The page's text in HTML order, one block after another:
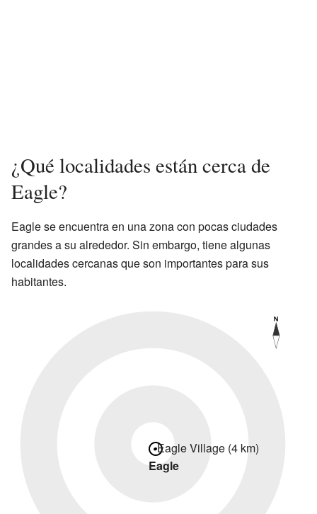
¿Qué localidades están cerca de
Eagle?
Eagle se encuentra en una zona con pocas ciudades
grandes a su alrededor. Sin embargo, tiene algunas
localidades cercanas que son importantes para sus
habitantes.
Eagle
Eagle Village (4 km)